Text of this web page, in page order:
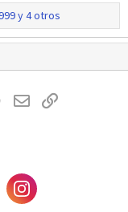
y 4 otros
WhatsApp
EmailEnlace